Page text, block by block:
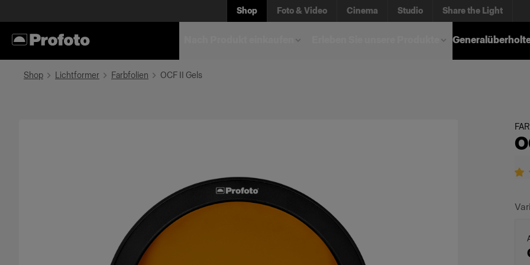
Shop Foto & Video Cinema Studio Share the Light
Shop Lichtformer Farbfolien OCF II Gels